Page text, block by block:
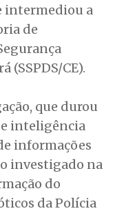
intermediou a
de
(SSPDS/CE).
que durou
inteligência
informações
investigado na
do
da Polícia